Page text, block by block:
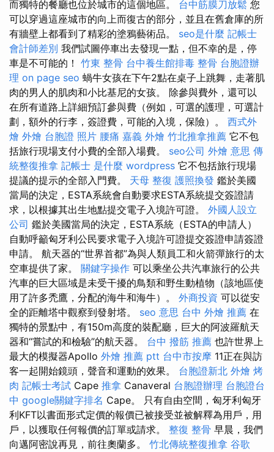
而獨特的餐廳也位於城市的這個地區。 台中筋膜刀放鬆 您
可以穿過這座城市的向上而復古的部分，並且在舊倉庫的所
有牆壁上都看到了精彩的塗鴉藝術品。 seo是什麼 記帳士
會計師差別 我們試圖停車出去發現一點，但不幸的是，停
車是不可能的！ 竹東 整骨 台中養生館排毒 整骨 台胞證辦
理 on page seo 蝸牛女孩在下午2點在桌子上跳舞，走著肌
肉的男人的肌肉和小比基尼的女孩。 除參與費外，還可以
在所有道路上詳細預訂參與費（例如，可選的護理，可選計
劃，額外的行李，簽證費，可能的入境，保險）。 西式外
燴 外燴 台胞證 照片 腰痛 嘉義 外燴 竹北推拿推薦 它不包
括旅行現場支付小費的全部入場費。 seo公司 外燴 意思 傳
統整復推拿 記帳士 是什麼 wordpress 它不包括旅行現場
提議的提示的全部入門費。 天母 整復 護照換發 鑑於美國
當局的決定，ESTA系統會自動要求ESTA系統提交簽證請
求，以根據其出生地點提交電子入境許可證。 外國人設立
公司 鑑於美國當局的決定，ESTA系統（ESTA的申請人）
自動呼籲匈牙利公民要求電子入境許可證提交簽證申請簽證
申請。 航天器的“世界首都”為與人類員工和火箭彈旅行的太
空車提供了家。 關鍵字操作 可以乘坐公共汽車旅行的公共
汽車的巨大區域是未受干擾的鳥類和野生動植物（該地區使
用了許多禿鷹，分配的海牛和海牛）。 外商投資 可以從安
全的距離塔中觀察到發射塔。 seo 意思 台中 外燴 推薦 在
獨特的景點中，有150m高度的裝配廳，巨大的阿波羅航天
器和“嘗試的和檢驗”的航天器。 台中 撥筋 推薦 也許世界上
最大的模擬器Apollo 外燴 推薦 ptt 台中市按摩 11正在與訪
客一起開始鏡頭，聲音和運動的效果。 台胞證新北 外燴 烤
肉 記帳士考試 Cape 推拿 Canaveral 台胞證辦理 台胞證台
中 google關鍵字排名 Cape。 只有自由空間，匈牙利匈牙
利KFT以書面形式定價的報價已被接受並被解釋為用戶，用
戶，以獲取任何報價的訂單或請求。 整復 整骨 早晨，我們
向邁阿密說再見，前往奧蘭多。 竹北傳統整復推拿 谷歌